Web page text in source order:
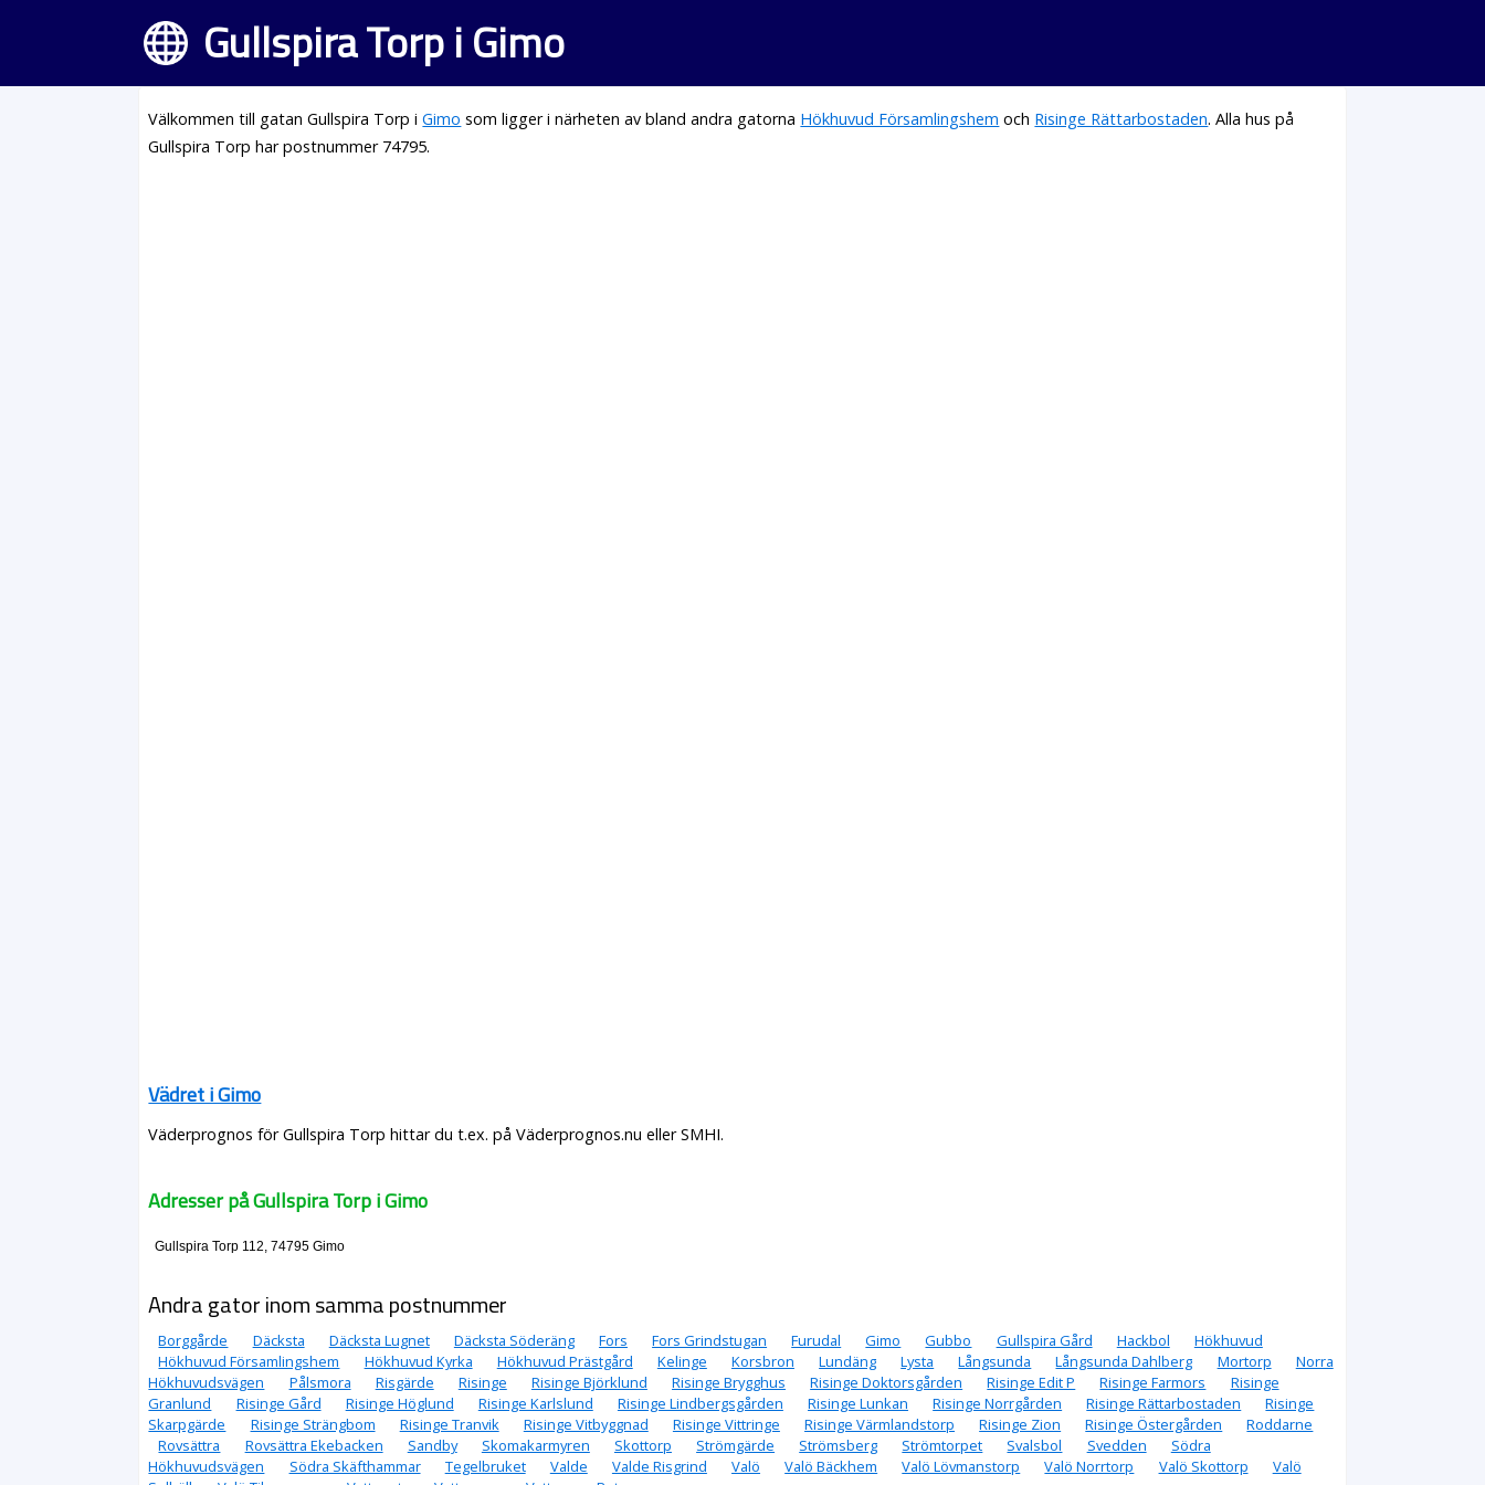
Gullspira Torp i Gimo
Välkommen till gatan Gullspira Torp iGimo som ligger i närheten av bland andra gatorna Hökhuvud Församlingshem och Risinge Rättarbostaden. Alla hus på
Gullspira Torp har postnummer 74795.
Vädret i Gimo
Väderprognos för Gullspira Torp hittar du t.ex. på Väderprognos.nu eller SMHI.
Adresser på Gullspira Torp i Gimo
Gullspira Torp 112, 74795 Gimo
Andra gator inom samma postnummer
Borggårde Däcksta Däcksta Lugnet Däcksta Söderäng Fors Fors Grindstugan Furudal Gimo Gubbo Gullspira Gård Hackbol
Hökhuvud
Hökhuvud Församlingshem
Hökhuvud Kyrka Hökhuvud Prästgård Kelinge Korsbron Lundäng Lysta Långsunda Långsunda Dahlberg Mortorp
Norra
Hökhuvudsvägen
Pålsmora Risgärde Risinge Risinge Björklund Risinge Brygghus Risinge Doktorsgården Risinge Edit P Risinge Farmors
Risinge
Granlund
Risinge Gård Risinge Höglund Risinge Karlslund Risinge Lindbergsgården Risinge Lunkan Risinge Norrgården Risinge Rättarbostaden
Risinge
Skarpgärde
Risinge Strängbom Risinge Tranvik Risinge Vitbyggnad Risinge Vittringe Risinge Värmlandstorp Risinge Zion Risinge Östergården
Roddarne
Rovsättra
Rovsättra Ekebacken Sandby Skomakarmyren Skottorp Strömgärde Strömsberg Strömtorpet Svalsbol Svedden
Södra
Hökhuvudsvägen
Södra Skäfthammar Tegelbruket Valde Valde Risgrind Valö Valö Bäckhem Valö Lövmanstorp Valö Norrtorp Valö Skottorp
Valö